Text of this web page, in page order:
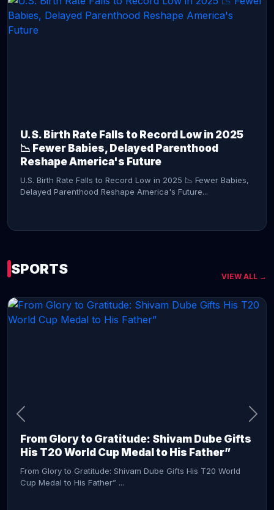
U.S. Birth Rate Falls to Record Low in 2025
📉 Fewer Babies, Delayed Parenthood
Reshape America's Future
U.S. Birth Rate Falls to Record Low in 2025 📉 Fewer Babies,
Delayed Parenthood Reshape America's Future...
SPORTS VIEW ALL →
From Glory to Gratitude: Shivam Dube Gifts
His T20 World Cup Medal to His Father”
From Glory to Gratitude: Shivam Dube Gifts His T20 World
Cup Medal to His Father” ...